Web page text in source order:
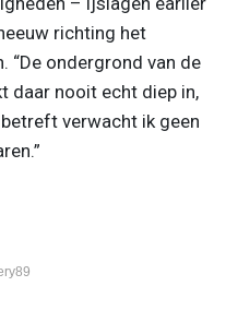
richting het
ondergrond van de
daar nooit echt diep in,
verwacht ik geen